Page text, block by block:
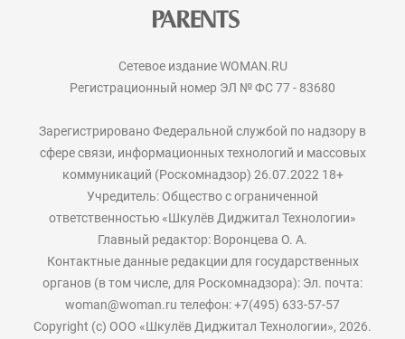
Сетевое издание WOMAN.RU
Регистрационный номер ЭЛ № ФС 77 - 83680
Зарегистрировано Федеральной службой по надзору в
сфере связи, информационных технологий и массовых
коммуникаций (Роскомнадзор) 26.07.2022 18+
Учредитель: Общество с ограниченной
ответственностью «Шкулёв Диджитал Технологии»
Главный редактор: Воронцева О. А.
Контактные данные редакции для государственных
органов (в том числе, для Роскомнадзора): Эл. почта:
woman@woman.ru телефон: +7(495) 633-57-57
Copyright (с) ООО «Шкулёв Диджитал Технологии», 2026.